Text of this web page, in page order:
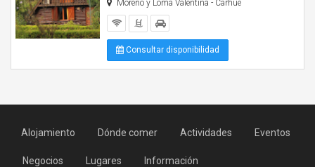
Moreno y Loma Valentina - Carhué
Consultar disponibilidad
Alojamiento Dónde comer Actividades Eventos
Negocios Lugares Información